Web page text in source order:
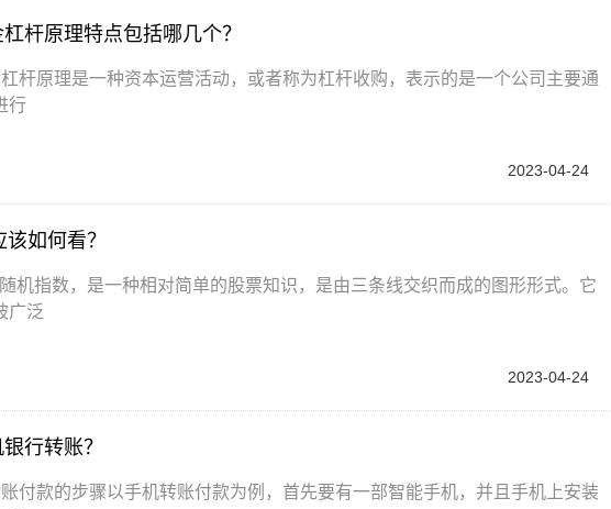
杆原理特点包括哪几个？
杆原理是一种资本运营活动，或者称为杠杆收购，表示的是一个公司主要通
行
2023-04-24
如何看？
机指数，是一种相对简单的股票知识，是由三条线交织而成的图形形式。它
广泛
2023-04-24
行转账？
付款的步骤以手机转账付款为例，首先要有一部智能手机，并且手机上安装